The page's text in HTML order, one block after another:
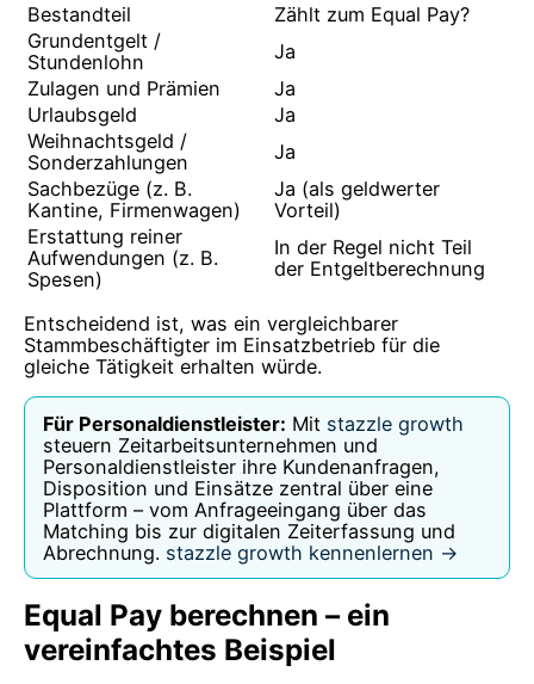
Bestandteil
Zählt zum Equal Pay?
Grundentgelt /
Stundenlohn
Ja
Zulagen und Prämien
Ja
Urlaubsgeld
Ja
Weihnachtsgeld /
Sonderzahlungen
Ja
Sachbezüge (z. B.
Kantine, Firmenwagen)
Ja (als geldwerter
Vorteil)
Erstattung reiner
Aufwendungen (z. B.
Spesen)
In der Regel nicht Teil
der Entgeltberechnung
Entscheidend ist, was ein vergleichbarer
Stammbeschäftigter im Einsatzbetrieb für die
gleiche Tätigkeit erhalten würde.
Für Personaldienstleister: Mit stazzle growth
steuern Zeitarbeitsunternehmen und
Personaldienstleister ihre Kundenanfragen,
Disposition und Einsätze zentral über eine
Plattform – vom Anfrageeingang über das
Matching bis zur digitalen Zeiterfassung und
Abrechnung. stazzle growth kennenlernen →
Equal Pay berechnen – ein
vereinfachtes Beispiel